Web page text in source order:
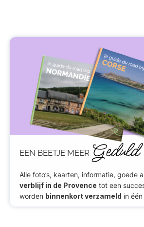
EEN BEETJE MEER Geduld
Alle foto’s, kaarten, informatie, goede
verblijf in de Provence tot een
worden binnenkort verzameld in